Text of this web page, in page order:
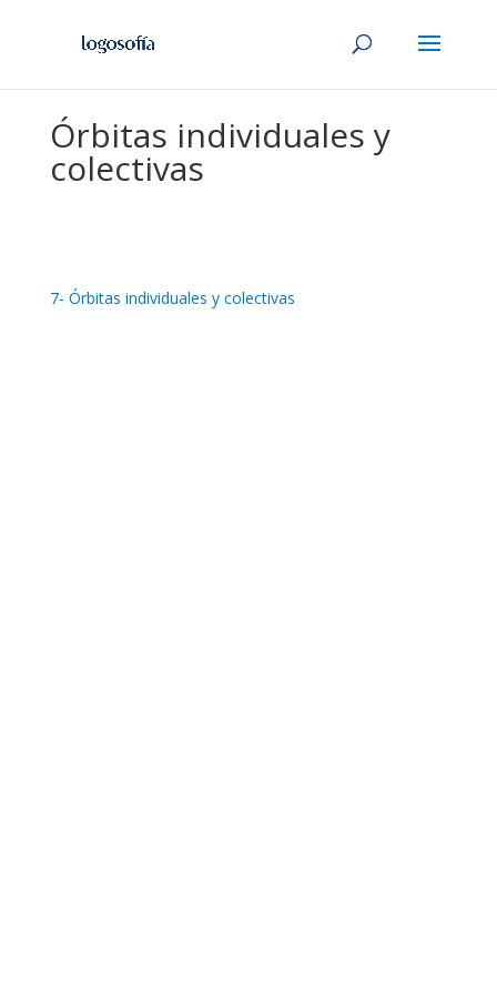
Órbitas individuales y
colectivas
7- Órbitas individuales y colectivas